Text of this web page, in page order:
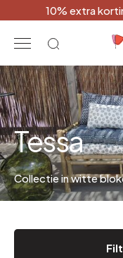
10% extra
Tessa
Collectie in witte